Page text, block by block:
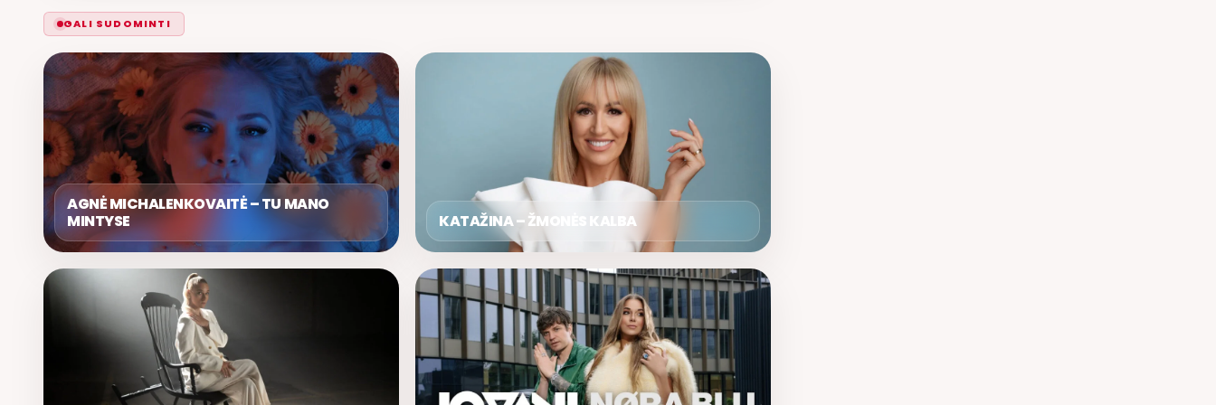
GALI SUDOMINTI
AGNĖ MICHALENKOVAITĖ – TU MANO
MINTYSE
KATAŽINA – ŽMONĖS KALBA